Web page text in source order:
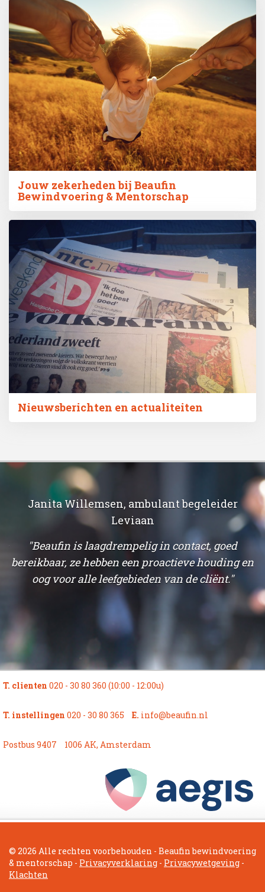
Jouw zekerheden bij Beaufin
Bewindvoering & Mentorschap
Nieuwsberichten en actualiteiten
Janita Willemsen, ambulant begeleider
Leviaan
"Beaufin is laagdrempelig in contact, goed
bereikbaar, ze hebben een proactieve houding en
oog voor alle leefgebieden van de cliënt."
T. clienten 020 - 30 80 360 (10:00 - 12:00u)
T. instellingen 020 - 30 80 365 E. info@beaufin.nl
Postbus 9407 1006 AK, Amsterdam
© 2026 Alle rechten voorbehouden - Beaufin bewindvoering
& mentorschap - Privacyverklaring - Privacywetgeving -
Klachten